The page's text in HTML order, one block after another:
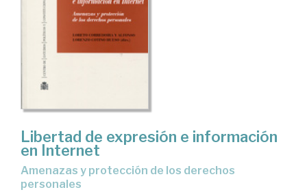
Libertad de expresión e información
en Internet
amenazas y protección de los derechos
personales